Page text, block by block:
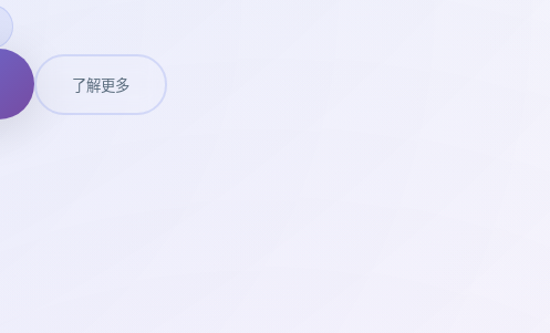
了解更多